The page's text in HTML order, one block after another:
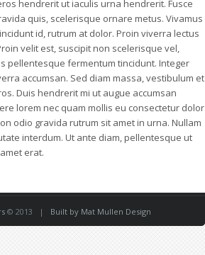
hendrerit ut iaculis urna hendrerit. Fusce
quis, scelerisque ornare metus. Vivamus
id, rutrum at dolor. Proin viverra lectus
velit est, suscipit non scelerisque vel,
pellentesque fermentum tincidunt. Integer
accumsan. Sed diam massa, vestibulum et
Duis hendrerit mi ut augue accumsan
lorem nec quam mollis eu consectetur dolor
odio gravida rutrum sit amet in urna. Nullam
interdum. Ut ante diam, pellentesque ut
erat.
© 2013 | Built by Mat Mullen Design